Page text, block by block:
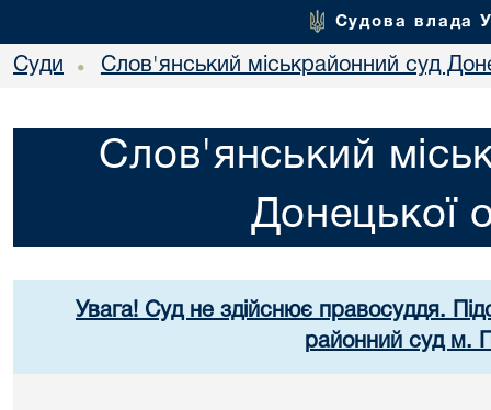
Судова влада
Суди • Слов'янський міськрайонний суд
Слов'янський
Донецької
Увага! Суд не здійснює правосуддя.
районний суд м.